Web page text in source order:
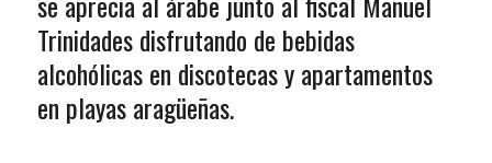
Trinidades disfrutando de bebidas
alcohólicas en discotecas y apartamentos
en playas aragüeñas.